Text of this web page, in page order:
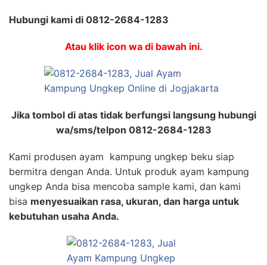
Hubungi kami di 0812-2684-1283
Atau klik icon wa di bawah ini.
Jika tombol di atas tidak berfungsi langsung hubungi
wa/sms/telpon 0812-2684-1283
Kami produsen ayam kampung ungkep beku siap
bermitra dengan Anda. Untuk produk ayam kampung
ungkep Anda bisa mencoba sample kami, dan kami
bisa menyesuaikan rasa, ukuran, dan harga untuk
kebutuhan usaha Anda.